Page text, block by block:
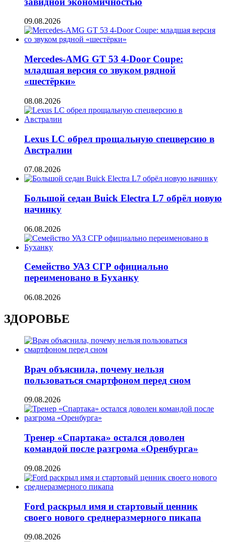
09.08.2026
Mercedes-AMG GT 53 4-Door Coupe:
младшая версия со звуком рядной
«шестёрки»
08.08.2026
Lexus LC обрел прощальную спецверсию в
Австралии
07.08.2026
Большой седан Buick Electra L7 обрёл новую
начинку
06.08.2026
Семейство УАЗ СГР официально
переименовано в Буханку
06.08.2026
ЗДОРОВЬЕ
Врач объяснила, почему нельзя
пользоваться смартфоном перед сном
09.08.2026
Тренер «Спартака» остался доволен
командой после разгрома «Оренбурга»
09.08.2026
Ford раскрыл имя и стартовый ценник
своего нового среднеразмерного пикапа
09.08.2026